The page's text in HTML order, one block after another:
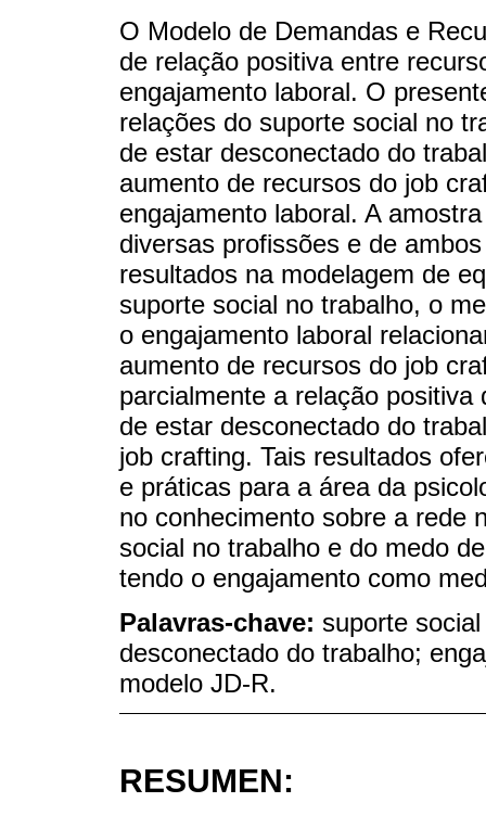
O Modelo de Demandas e
de relação positiva entre
engajamento laboral. O
relações do suporte social no
de estar desconectado do
aumento de recursos do job
engajamento laboral. A
diversas profissões e de
resultados na modelagem de
suporte social no trabalho, o
o engajamento laboral
aumento de recursos do job
parcialmente a relação
de estar desconectado do
job crafting. Tais resultados
e práticas para a área da
no conhecimento sobre a rede
social no trabalho e do medo
tendo o engajamento como
Palavras-chave: suporte
desconectado do trabalho;
modelo JD-R.
RESUMEN: